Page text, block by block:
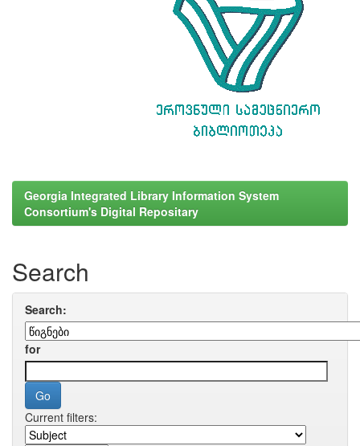
Georgia Integrated Library Information System
Consortium's Digital Repositary
Search
Search:
for
Current filters: